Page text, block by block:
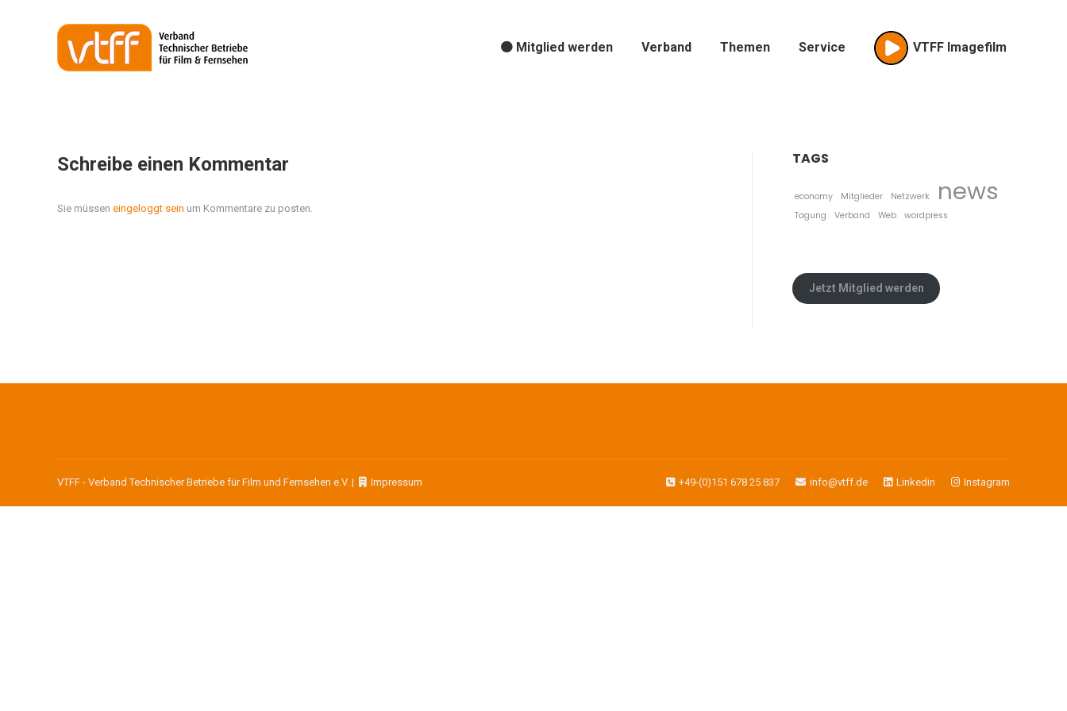
🟠 Mitglied werden Verband Themen Service VTFF Imagefilm
Schreibe einen Kommentar
Sie müssen eingeloggt sein um Kommentare zu posten.
TAGS
economy Mitglieder Netzwerk news
Tagung Verband Web wordpress
Jetzt Mitglied werden
VTFF - Verband Technischer Betriebe für Film und Fernsehen e.V. | Impressum +49-(0)151 678 25 837 info@vtff.de Linkedin Instagram